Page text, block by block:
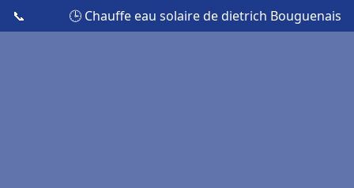
📞 🕒 Chauffe eau solaire de dietrich Bouguenais